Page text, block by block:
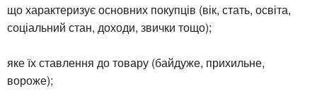
що характеризує основних покупців (вік, стать, освіта,
соціальний стан, доходи, звички тощо);
яке їх ставлення до товару (байдуже, прихильне,
вороже);